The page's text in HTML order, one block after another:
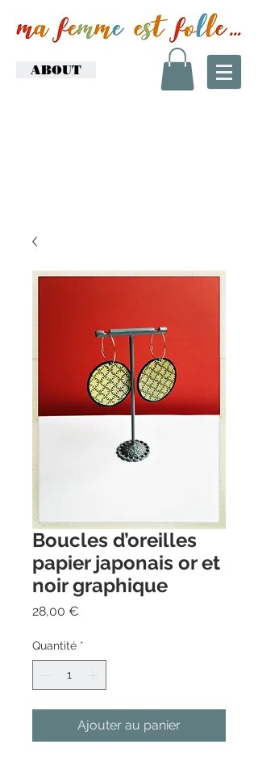
ABOUT
Boucles d’oreilles
papier japonais or et
noir graphique
28,00 €
Quantité *
Ajouter au panier